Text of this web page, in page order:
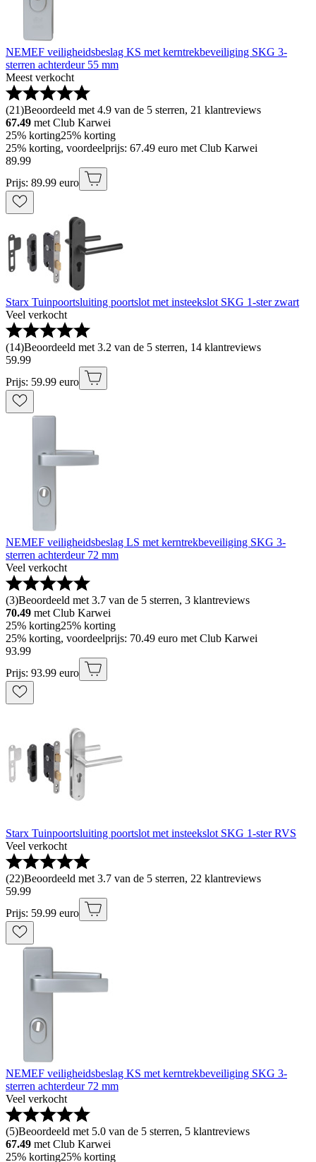
NEMEF veiligheidsbeslag KS met kerntrekbeveiliging SKG 3-
sterren achterdeur 55 mm
Meest verkocht
(21)Beoordeeld met 4.9 van de 5 sterren, 21 klantreviews
67.49 met Club Karwei
25% korting25% korting
25% korting, voordeelprijs: 67.49 euro met Club Karwei
89.99
Prijs: 89.99 euro
Starx Tuinpoortsluiting poortslot met insteekslot SKG 1-ster zwart
Veel verkocht
(14)Beoordeeld met 3.2 van de 5 sterren, 14 klantreviews
59.99
Prijs: 59.99 euro
NEMEF veiligheidsbeslag LS met kerntrekbeveiliging SKG 3-
sterren achterdeur 72 mm
Veel verkocht
(3)Beoordeeld met 3.7 van de 5 sterren, 3 klantreviews
70.49 met Club Karwei
25% korting25% korting
25% korting, voordeelprijs: 70.49 euro met Club Karwei
93.99
Prijs: 93.99 euro
Starx Tuinpoortsluiting poortslot met insteekslot SKG 1-ster RVS
Veel verkocht
(22)Beoordeeld met 3.7 van de 5 sterren, 22 klantreviews
59.99
Prijs: 59.99 euro
NEMEF veiligheidsbeslag KS met kerntrekbeveiliging SKG 3-
sterren achterdeur 72 mm
Veel verkocht
(5)Beoordeeld met 5.0 van de 5 sterren, 5 klantreviews
67.49 met Club Karwei
25% korting25% korting